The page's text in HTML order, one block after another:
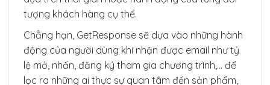
tượng khách hàng cụ thể.
Chẳng hạn, GetResponse sẽ dựa vào những hành
động của người dùng khi nhận được email như tỷ
lệ mở, nhấn, đăng ký tham gia chương trình,… để
lọc ra những ai thực sự quan tâm đến sản phẩm,